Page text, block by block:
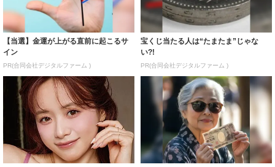
【当選】金運が上がる直前に起こるサ
イン
PR(合同会社デジタルファーム )
宝くじ当たる人は“たまたま”じゃな
い?!
PR(合同会社デジタルファーム )